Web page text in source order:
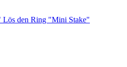
Lös den Ring "Mini Stake"